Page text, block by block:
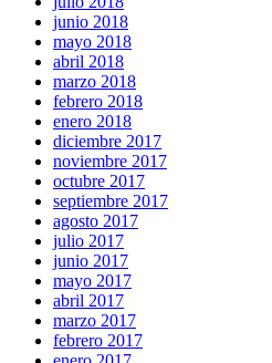
junio 2018
mayo 2018
abril 2018
marzo 2018
febrero 2018
enero 2018
diciembre 2017
noviembre 2017
octubre 2017
septiembre 2017
agosto 2017
julio 2017
junio 2017
mayo 2017
abril 2017
marzo 2017
febrero 2017